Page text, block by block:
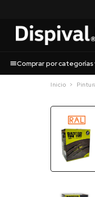
Comprar por categorías
Inicio